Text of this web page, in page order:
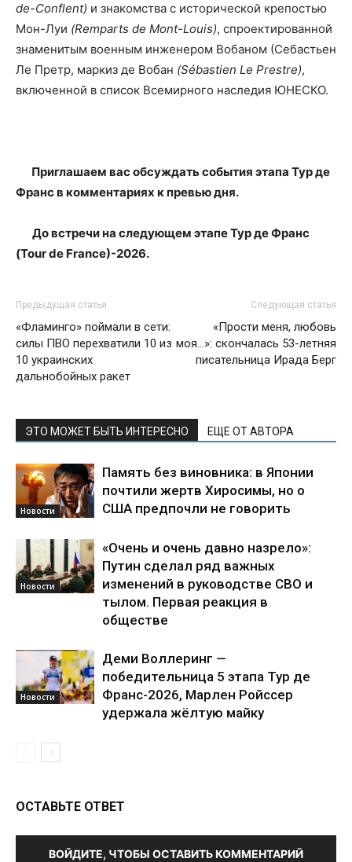
de-Conflent) и знакомства с исторической крепостью
Мон-Луи (Remparts de Mont-Louis), спроектированной
знаменитым военным инженером Вобаном (Себастьен
Ле Претр, маркиз де Вобан (Sébastien Le Prestre),
включенной в список Всемирного наследия ЮНЕСКО.
Приглашаем вас обсуждать события этапа Тур де
Франс в комментариях к превью дня.
До встречи на следующем этапе Тур де Франс
(Tour de France)-2026.
Предыдущая статья
«Фламинго» поймали в сети:
силы ПВО перехватили 10 из
10 украинских
дальнобойных ракет
Следующая статья
«Прости меня, любовь
моя…»: скончалась 53-летняя
писательница Ирада Берг
ЭТО МОЖЕТ БЫТЬ ИНТЕРЕСНО ЕЩЕ ОТ АВТОРА
Новости
Память без виновника: в Японии
почтили жертв Хиросимы, но о
США предпочли не говорить
Новости
«Очень и очень давно назрело»:
Путин сделал ряд важных
изменений в руководстве СВО и
тылом. Первая реакция в
обществе
Новости
Деми Воллеринг —
победительница 5 этапа Тур де
Франс-2026, Марлен Ройссер
удержала жёлтую майку
ОСТАВЬТЕ ОТВЕТ
ВОЙДИТЕ, ЧТОБЫ ОСТАВИТЬ КОММЕНТАРИЙ